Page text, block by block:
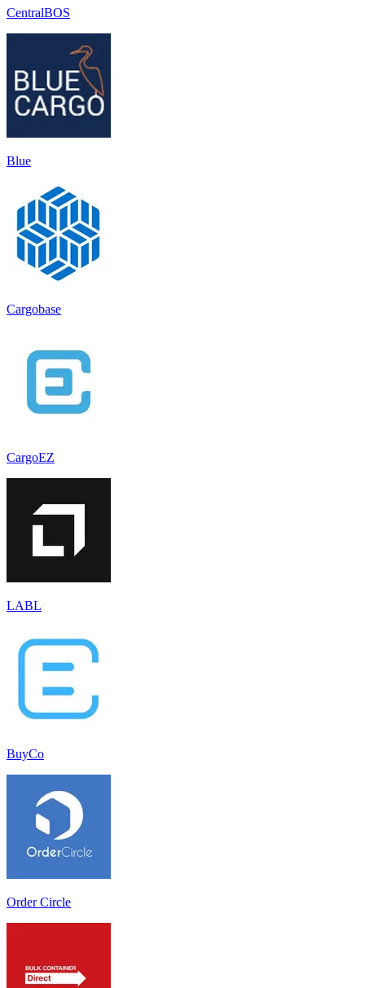
CentralBOS
Blue
Cargobase
CargoEZ
LABL
BuyCo
Order Circle